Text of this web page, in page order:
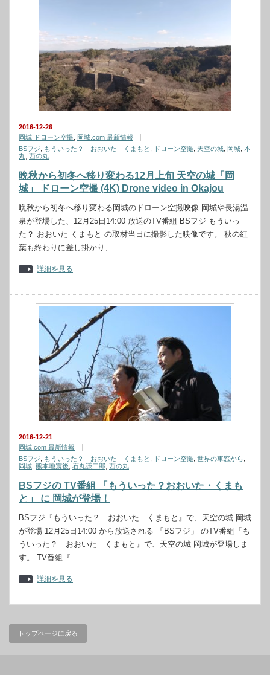
2016-12-26
岡城 ドローン空撮
岡城.com 最新情報
BSフジ
もういった？ おおいた くまもと ドローン空撮 天空の城 岡城 本
丸 西の丸
晩秋から初冬へ移り変わる12月上旬 天空の城「岡
城」 ドローン空撮 (4K) Drone video in Okajou
晩秋から初冬へ移り変わる岡城のドローン空撮映像 岡城や長湯温
泉が登場した、12月25日14:00 放送のTV番組 BSフジ もういっ
た？ おおいた くまもと の取材当日に撮影した映像です。 秋の紅
葉も終わりに差し掛かり、…
詳細を見る
2016-12-21
岡城.com 最新情報
BSフジ
もういった？ おおいた くまもと ドローン空撮 世界の車窓から
岡城 熊本地震後 石丸謙二郎 西の丸
BSフジの TV番組 「もういった？おおいた・くまも
と」 に 岡城が登場！
BSフジ『もういった？ おおいた くまもと』で、天空の城 岡城
が登場 12月25日14:00 から放送される 「BSフジ」 のTV番組『も
ういった？ おおいた くまもと』で、天空の城 岡城が登場しま
す。 TV番組『…
詳細を見る
トップページに戻る